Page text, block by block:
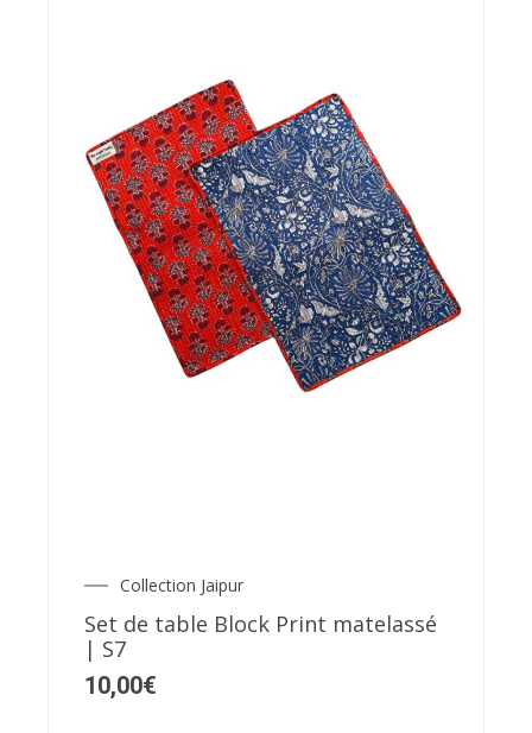
Collection Jaipur
Set de table Block Print matelassé
| S7
10,00€